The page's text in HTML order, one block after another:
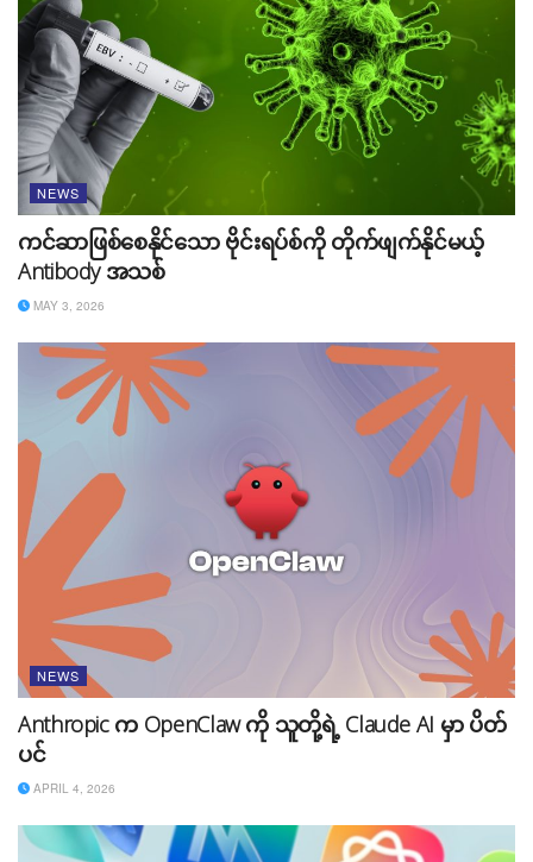
NEWS
ကင်ဆာဖြစ်စေနိုင်သော ဗိုင်းရပ်စ်ကို တိုက်ဖျက်နိုင်မယ့်
Antibody အသစ်
MAY 3, 2026
NEWS
Anthropic က OpenClaw ကို သူတို့ရဲ့ Claude AI မှာ ပိတ်
ပင်
APRIL 4, 2026